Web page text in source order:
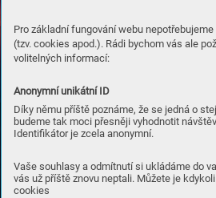
Pro základní fungování webu
(tzv. cookies apod.). Rádi bychom vás ale
volitelných informací:
Anonymní unikátní ID
Díky němu příště poznáme, že se jedná o
budeme tak moci přesněji vyhodnotit
Identifikátor je zcela anonymní.
Vaše souhlasy a odmítnutí si ukládáme do
vás už příště znovu neptali. Můžete je
cookies